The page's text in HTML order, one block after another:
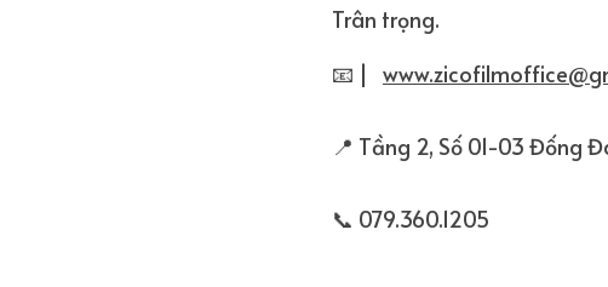
Trân trọng.
📧 |
📍 Tầng 2, Số 01-03 Đống
📞 079.360.1205